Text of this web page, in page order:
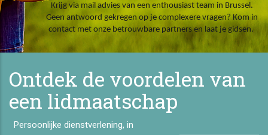
Krijg via mail advies van een enthousiast team in Brussel.
Geen antwoord gekregen op je complexere vragen? Kom in
contact met onze betrouwbare partners en laat je gidsen.
Ontdek de voordelen van
een lidmaatschap
Persoonlijke dienstverlening, in